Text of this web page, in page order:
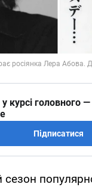
курсі головного
Підписатися
сезон